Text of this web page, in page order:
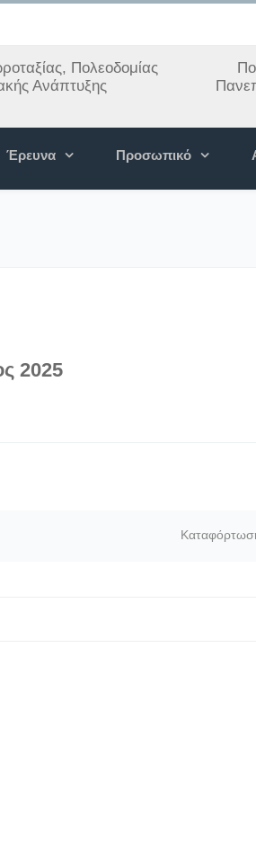
Πολεοδομίας
Ανάπτυξης
Έρευνα Προσωπικό
2025